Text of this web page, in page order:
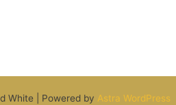
White | Powered by Astra WordPress